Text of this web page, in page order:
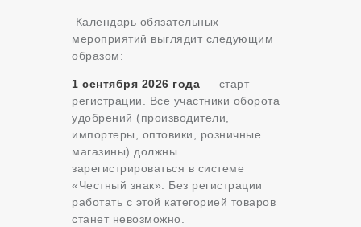
Календарь обязательных
мероприятий выглядит следующим
образом:
1 сентября 2026 года — старт
регистрации. Все участники оборота
удобрений (производители,
импортеры, оптовики, розничные
магазины) должны
зарегистрироваться в системе
«Честный знак». Без регистрации
работать с этой категорией товаров
станет невозможно.